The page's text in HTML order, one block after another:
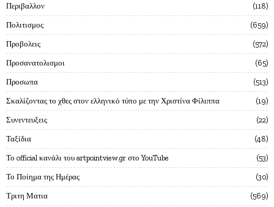
Περιβαλλον 118
Πολιτισμος 659
Προβολεις 572
Προσανατολισμοι 65
Προσωπα 513
Σκαλίζοντας το χθες στον ελληνικό τύπο με την Χριστίνα Φίλιππα 19
Συνεντευξεις 22
Ταξίδια 48
Το official κανάλι του artpointview.gr στο YouTube 53
Το Ποίημα της Ημέρας 30
Τριτη Ματια 569